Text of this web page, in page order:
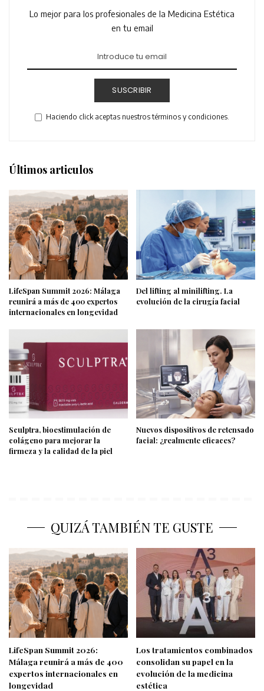
Lo mejor para los profesionales de la Medicina Estética
en tu email
SUSCRIBIR
Haciendo click aceptas nuestros términos y condiciones.
Últimos articulos
LifeSpan Summit 2026: Málaga
reunirá a más de 400 expertos
internacionales en longevidad
Del lifting al minilifting. La
evolución de la cirugía facial
Sculptra, bioestimulación de
colágeno para mejorar la
firmeza y la calidad de la piel
Nuevos dispositivos de retensado
facial: ¿realmente eficaces?
QUIZÁ TAMBIÉN TE GUSTE
LifeSpan Summit 2026:
Málaga reunirá a más de 400
expertos internacionales en
longevidad
Los tratamientos combinados
consolidan su papel en la
evolución de la medicina
estética